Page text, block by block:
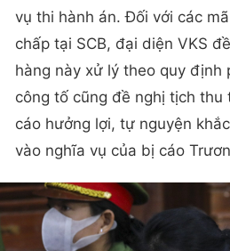
vụ thi hành án. Đối với các
chấp tại SCB, đại diện VKS
hàng này xử lý theo quy định
công tố cũng đề nghị tịch thu
cáo hưởng lợi, tự nguyện
vào nghĩa vụ của bị cáo